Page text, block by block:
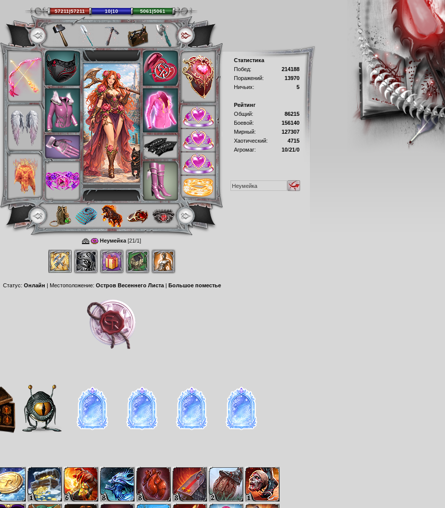
Статистика
Побед:
214188
Поражений:
13970
Ничьих:
5
Рейтинг
Общий:
86215
Боевой:
156140
Мирный:
127307
Хаотический:
4715
Агромаг:
10/21/0
Статус: Онлайн | Местоположение: Остров Весеннего Листа| Большое поместье
57211|57211 10|10 5061|5061
Неумейка [21/1]